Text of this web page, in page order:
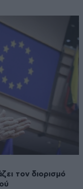
τον διορισμό